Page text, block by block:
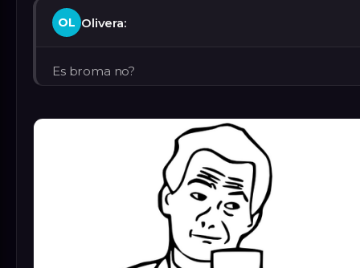
OL Olivera:
Es broma no?